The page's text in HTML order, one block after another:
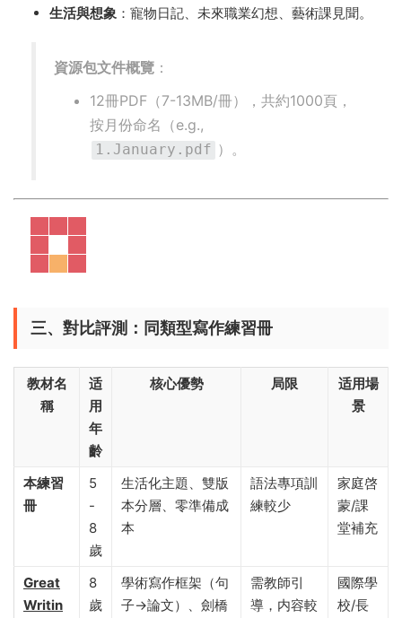
生活與想象 ​：寵物日記、未來職業幻想、藝術課見聞。
資源包文件概覽 ​：
12冊PDF（7-13MB/冊），共約1000頁，
按月份命名（e.g.,
1.January.pdf ）。
三、對比評測：同類型寫作練習冊
教材名
稱
适
用
年
齡
核心優勢 局限
适用場
景
本練習
冊
5
-
8
歲
生活化主題、雙版
本分層、零準備成
本
語法專項訓
練較少
家庭啓
蒙/課
堂補充
Great
Writin
8
歲
學術寫作框架（句
子→論文）、劍橋
需教師引
導，内容較
國際學
校/長